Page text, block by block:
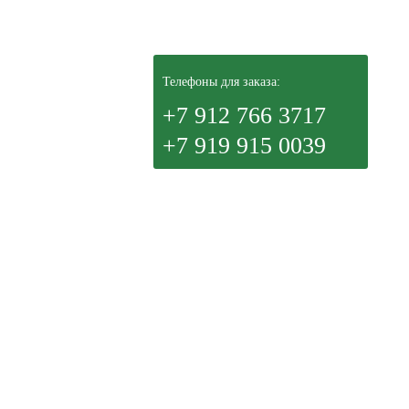
Телефоны для заказа:
+7 912 766 3717
+7 919 915 0039